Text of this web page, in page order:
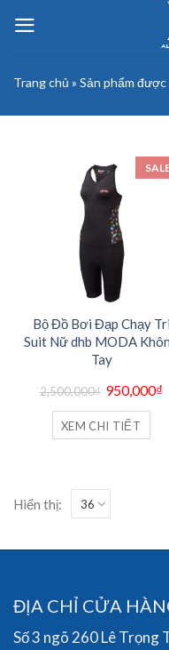
Trang chủ » Sản phẩm
Bộ Đồ Bơi Đạp Chạy Tri
Suit Nữ dhb MODA
Tay
2,500,000₫
Giá
gốc
là:
2,500,000₫.
950,000₫
XEM CHI TIẾT
Hiển thị:
ĐỊA CHỈ CỬA
Số 3 ngõ 260 Lê Trọng